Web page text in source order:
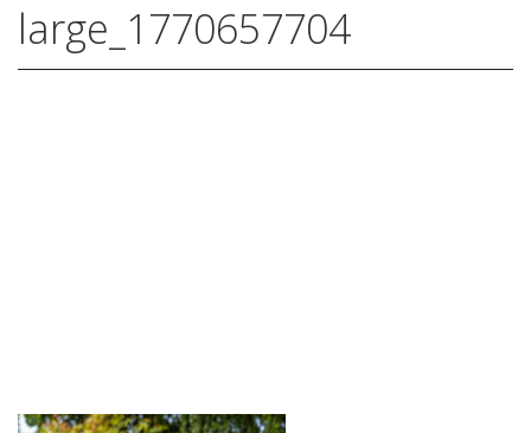
large_1770657704